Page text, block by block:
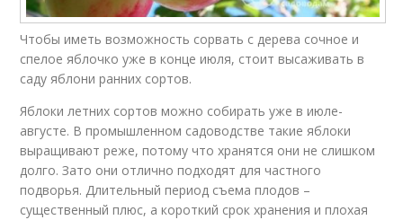
Чтобы иметь возможность сорвать с дерева сочное и
спелое яблочко уже в конце июля, стоит высаживать в
саду яблони ранних сортов.
Яблоки летних сортов можно собирать уже в июле-
августе. В промышленном садоводстве такие яблоки
выращивают реже, потому что хранятся они не слишком
долго. Зато они отлично подходят для частного
подворья. Длительный период съема плодов –
существенный плюс, а короткий срок хранения и плохая